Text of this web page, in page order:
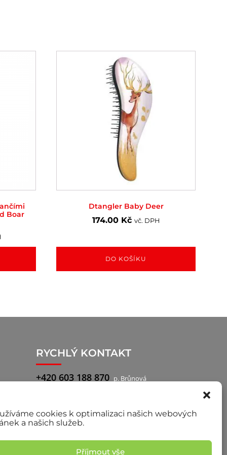
cookies k optimalizaci našich webových
a našich služeb.
Příjmout vše
Boar
Dtangler Baby Deer
174.00 Kč vč. DPH
DO KOŠÍKU
RYCHLÝ KONTAKT
+420 603 188 870 p. Brůnová